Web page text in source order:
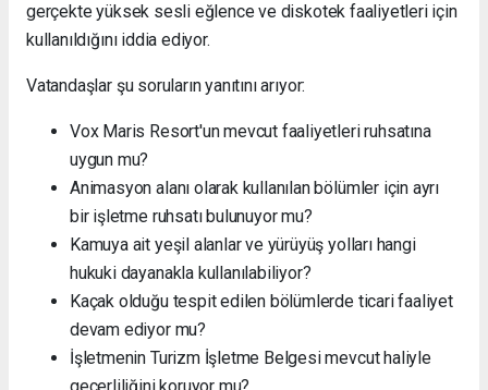
gerçekte yüksek sesli eğlence ve diskotek faaliyetleri için
kullanıldığını iddia ediyor.
Vatandaşlar şu soruların yanıtını arıyor:
Vox Maris Resort'un mevcut faaliyetleri ruhsatına
uygun mu?
Animasyon alanı olarak kullanılan bölümler için ayrı
bir işletme ruhsatı bulunuyor mu?
Kamuya ait yeşil alanlar ve yürüyüş yolları hangi
hukuki dayanakla kullanılabiliyor?
Kaçak olduğu tespit edilen bölümlerde ticari faaliyet
devam ediyor mu?
İşletmenin Turizm İşletme Belgesi mevcut haliyle